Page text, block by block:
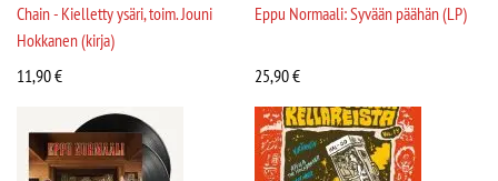
Chain - Kielletty ysäri, toim. Jouni
Hokkanen (kirja)
11,90€
Eppu Normaali: Syvään päähän (LP)
25,90€